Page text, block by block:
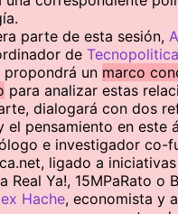
parte de esta sesión,
de
propondrá un marco
para analizar estas
dialogará con dos
el pensamiento en este
e investigador co-
ligado a
Real Ya!, 15MPaRato o
Hache, economista y